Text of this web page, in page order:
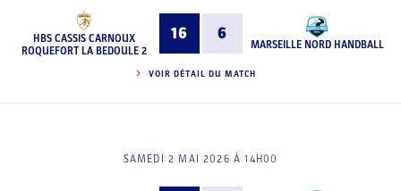
HBS CASSIS CARNOUX
ROQUEFORT LA BEDOULE 2
16 6
MARSEILLE NORD HANDBALL
VOIR DÉTAIL DU MATCH
SAMEDI 2 MAI 2026 À 14H00